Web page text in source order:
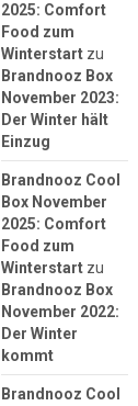
2025: Comfort
Food zum
Winterstartzu
Brandnooz Box
November 2023:
Der Winter hält
Einzug
Brandnooz Cool
Box November
2025: Comfort
Food zum
Winterstartzu
Brandnooz Box
November 2022:
Der Winter
kommt
Brandnooz Cool